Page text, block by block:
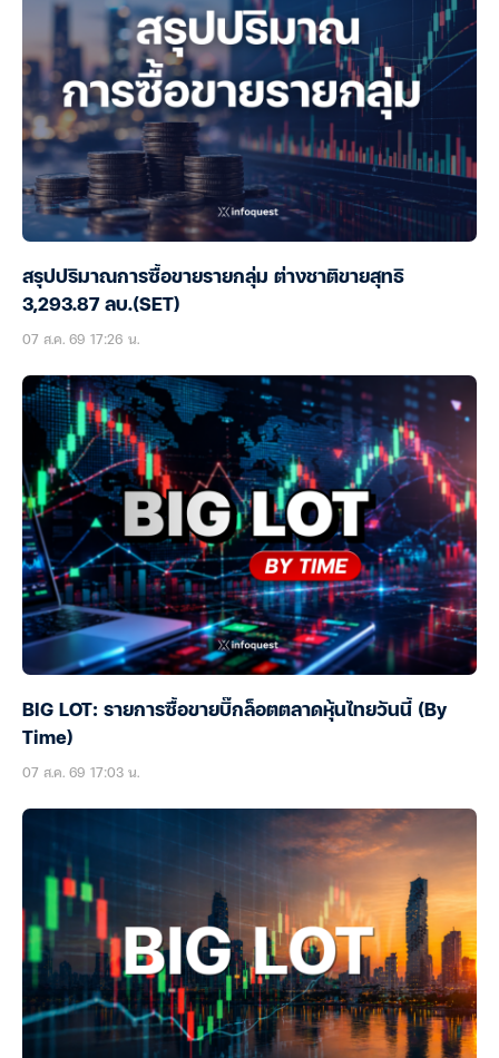
สรุปปริมาณการซื้อขายรายกลุ่ม ต่างชาติขายสุทธิ
3,293.87 ลบ.(SET)
07 ส.ค. 69 17:26 น.
BIG LOT: รายการซื้อขายบิ๊กล็อตตลาดหุ้นไทยวันนี้ (By
Time)
07 ส.ค. 69 17:03 น.